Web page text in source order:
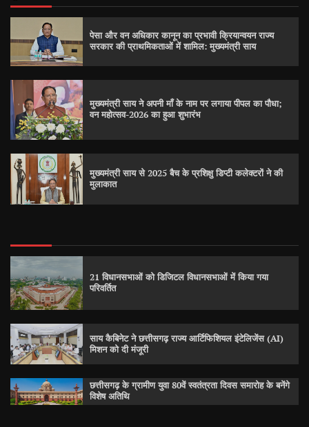
पेसा और वन अधिकार कानून का प्रभावी क्रियान्वयन राज्य
सरकार की प्राथमिकताओं में शामिल: मुख्यमंत्री साय
मुख्यमंत्री साय ने अपनी माँ के नाम पर लगाया पीपल का पौधा;
वन महोत्सव-2026 का हुआ शुभारंभ
मुख्यमंत्री साय से 2025 बैच के प्रशिक्षु डिप्टी कलेक्टरों ने की
मुलाकात
21 विधानसभाओं को डिजिटल विधानसभाओं में किया गया
परिवर्तित
साय कैबिनेट ने छत्तीसगढ़ राज्य आर्टिफिशियल इंटेलिजेंस (AI)
मिशन को दी मंजूरी
छत्तीसगढ़ के ग्रामीण युवा 80वें स्वतंत्रता दिवस समारोह के बनेंगे
विशेष अतिथि